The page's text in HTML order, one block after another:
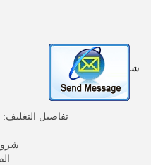
شروط الدفع والشحن
تفاصيل